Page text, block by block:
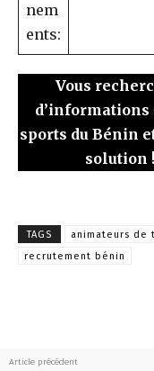
nem
ents:
Vous
d’informations
sports du Bénin
solution !
TAGS animateurs de
recrutement bénin
Article précédent